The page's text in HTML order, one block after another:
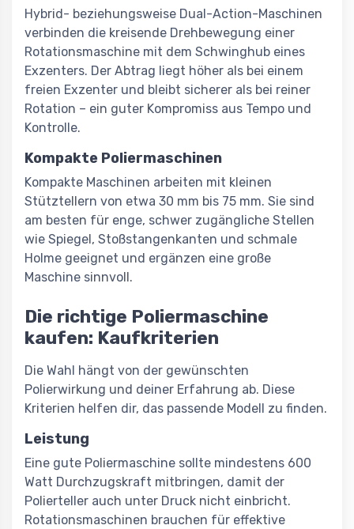
Hybrid- beziehungsweise Dual-Action-Maschinen
verbinden die kreisende Drehbewegung einer
Rotationsmaschine mit dem Schwinghub eines
Exzenters. Der Abtrag liegt höher als bei einem
freien Exzenter und bleibt sicherer als bei reiner
Rotation – ein guter Kompromiss aus Tempo und
Kontrolle.
Kompakte Poliermaschinen
Kompakte Maschinen arbeiten mit kleinen
Stütztellern von etwa 30 mm bis 75 mm. Sie sind
am besten für enge, schwer zugängliche Stellen
wie Spiegel, Stoßstangenkanten und schmale
Holme geeignet und ergänzen eine große
Maschine sinnvoll.
Die richtige Poliermaschine
kaufen: Kaufkriterien
Die Wahl hängt von der gewünschten
Polierwirkung und deiner Erfahrung ab. Diese
Kriterien helfen dir, das passende Modell zu finden.
Leistung
Eine gute Poliermaschine sollte mindestens 600
Watt Durchzugskraft mitbringen, damit der
Polierteller auch unter Druck nicht einbricht.
Rotationsmaschinen brauchen für effektive